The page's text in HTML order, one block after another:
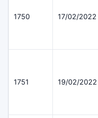
1750 17/02/2022
1751 19/02/2022